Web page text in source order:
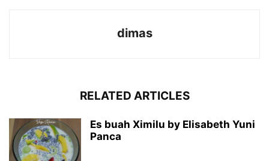
dimas
RELATED ARTICLES
Es buah Ximilu by Elisabeth Yuni
Panca